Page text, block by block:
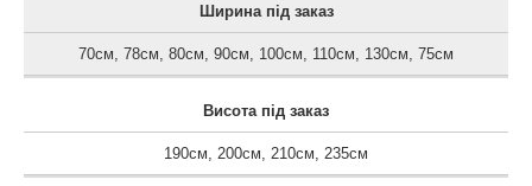
Ширина під заказ
70см 78см 80см 90см 100см 110см 130см 75см
Висота під заказ
190см 200см 210см 235см